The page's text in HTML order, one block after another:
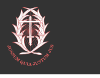
para
conteúdo